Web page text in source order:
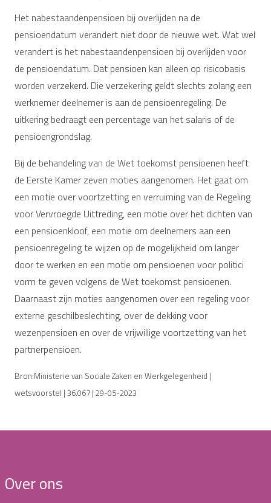
Het nabestaandenpensioen bij overlijden na de
pensioendatum verandert niet door de nieuwe wet. Wat wel
verandert is het nabestaandenpensioen bij overlijden voor
de pensioendatum. Dat pensioen kan alleen op risicobasis
worden verzekerd. Die verzekering geldt slechts zolang een
werknemer deelnemer is aan de pensioenregeling. De
uitkering bedraagt een percentage van het salaris of de
pensioengrondslag.
Bij de behandeling van de Wet toekomst pensioenen heeft
de Eerste Kamer zeven moties aangenomen. Het gaat om
een motie over voortzetting en verruiming van de Regeling
voor Vervroegde Uittreding, een motie over het dichten van
een pensioenkloof, een motie om deelnemers aan een
pensioenregeling te wijzen op de mogelijkheid om langer
door te werken en een motie om pensioenen voor politici
vorm te geven volgens de Wet toekomst pensioenen.
Daarnaast zijn moties aangenomen over een regeling voor
externe geschilbeslechting, over de dekking voor
wezenpensioen en over de vrijwillige voortzetting van het
partnerpensioen.
Bron:Ministerie van Sociale Zaken en Werkgelegenheid |
wetsvoorstel | 36.067 | 29-05-2023
Over ons